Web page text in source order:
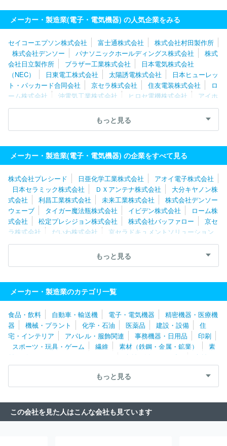
メーカー・製造業(電子・電気機器) の人気企業をみる
セイコーエプソン株式会社 富士通株式会社
株式会社村田製作所
株式会社デンソー
パナソニックホールディングス株式会社
株式
会社日立製作所
ブラザー工業株式会社
日本電気株式会社
（NEC）
日東電工株式会社 太陽誘電株式会社
日本ヒューレッ
ト・パッカード合同会社
京セラ株式会社 住友電装株式会社
ロ
ーム株式会社
沖電気工業株式会社 ヒロセ電機株式会社
アイホ
ン株式会社
シャープ株式会社 株式会社レゾナック
富士フイル
ムビジネスイノベーション株式会社
浜松ホトニクス株式会社
理
想科学工業株式会社
ッテリー株式会社
株式会社デンソーウェーブ
日本無線株式会社
株式会社バッファロー
もっと見る
メーカー・製造業(電子・電気機器) の企業をすべて見る
株式会社プレシード 日亜化学工業株式会社
アオイ電子株式会社
日本セラミック株式会社
ＤＸアンテナ株式会社
大分キヤノン株
式会社
利昌工業株式会社 未来工業株式会社
株式会社デンソー
ウェーブ
タイガー魔法瓶株式会社 イビデン株式会社
ローム株
式会社
松定プレシジョン株式会社 株式会社バッファロー
京セ
ラ株式会社
だいわ株式会社
京セラドキュメントソリューション
ズ株式会社
河村電器産業株式会社
株式会社クリエイティブ・ウ
高槻電器工業株式会社 日新電機株式会社
株式会社ミマキ
エンジニアリング
ブラザー工業株式会社
株式会社ＰＦＵ 日東工業株式会社
シ
ャープ株式会社
アイホン株式会社
式会社
パナソニックホールディングス株式会社
株式会社アイオ
ーデータ
株式会社村田製作所 ＥＩＺＯ株式会社
株式会社デン
ソー
浜松ホトニクス株式会社 株式会社ベルニクス
Ｍｙｗａｙ
プラス株式会社
シンフォニアテクノロジー株式会社
株式会社オ
サガミエレク株式会社
Ａｓｔｅｍｏ株式会社
株式会社京三製作所
理想科学工業株式会
社
日本航空電子工業株式会社 コニカミノルタ株式会社
子工業株式会社
株式会社アイテックシステム
富士通株式会社
もっと見る
メーカー・製造業のカテゴリ一覧
食品・飲料 自動車・輸送機 電子・電気機器
精密機器・医療機
器
機械・プラント 化学・石油 医薬品 建設・設備
住
宅・インテリア
アパレル・服飾関連 事務機器・日用品
印刷
スポーツ・玩具・ゲーム
繊維 素材（鉄鋼・金属・鉱業）
素
材（ゴム・ガラス・セラミックス）
素材（紙・パルプ）
素材
（その他）
農林・水産 たばこ・飼料 その他
もっと見る
この会社を見た人はこんな会社も見ています